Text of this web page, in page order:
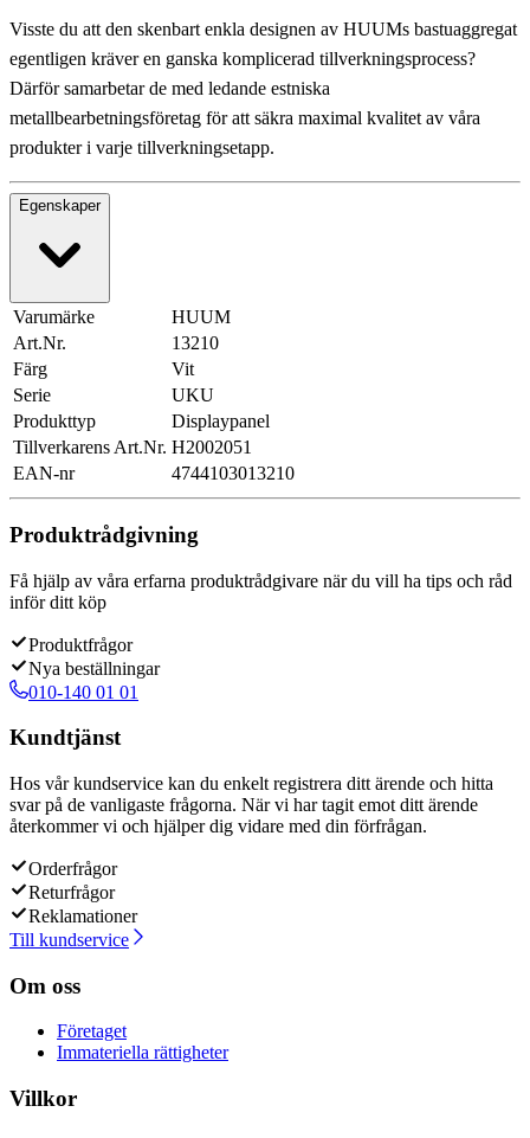
Visste du att den skenbart enkla designen av HUUMs bastuaggregat
egentligen kräver en ganska komplicerad tillverkningsprocess?
Därför samarbetar de med ledande estniska
metallbearbetningsföretag för att säkra maximal kvalitet av våra
produkter i varje tillverkningsetapp.
Egenskaper
Varumärke
HUUM
Art.Nr.
13210
Färg
Vit
Serie
UKU
Produkttyp
Displaypanel
Tillverkarens Art.Nr. H2002051
EAN-nr
4744103013210
Produktrådgivning
Få hjälp av våra erfarna produktrådgivare när du vill ha tips och råd
inför ditt köp
Produktfrågor
Nya beställningar
010-140 01 01
Kundtjänst
Hos vår kundservice kan du enkelt registrera ditt ärende och hitta
svar på de vanligaste frågorna. När vi har tagit emot ditt ärende
återkommer vi och hjälper dig vidare med din förfrågan.
Orderfrågor
Returfrågor
Reklamationer
Till kundservice
Om oss
Företaget
Immateriella rättigheter
Villkor